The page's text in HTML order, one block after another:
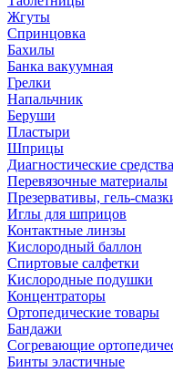
Жгуты
Спринцовка
Бахилы
Банка вакуумная
Грелки
Напальчник
Беруши
Пластыри
Шприцы
Диагностические средства
Перевязочные материалы
Презервативы, гель-
Иглы для шприцов
Контактные линзы
Кислородный баллон
Спиртовые салфетки
Кислородные подушки
Концентраторы
Ортопедические товары
Бандажи
Согревающие
Бинты эластичные